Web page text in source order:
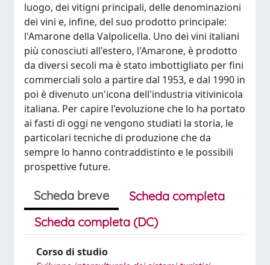
luogo, dei vitigni principali, delle denominazioni
dei vini e, infine, del suo prodotto principale:
l'Amarone della Valpolicella. Uno dei vini italiani
più conosciuti all'estero, l'Amarone, è prodotto
da diversi secoli ma è stato imbottigliato per fini
commerciali solo a partire dal 1953, e dal 1990 in
poi è divenuto un'icona dell'industria vitivinicola
italiana. Per capire l'evoluzione che lo ha portato
ai fasti di oggi ne vengono studiati la storia, le
particolari tecniche di produzione che da
sempre lo hanno contraddistinto e le possibili
prospettive future.
Scheda breve
Scheda completa
Scheda completa (DC)
Corso di studio